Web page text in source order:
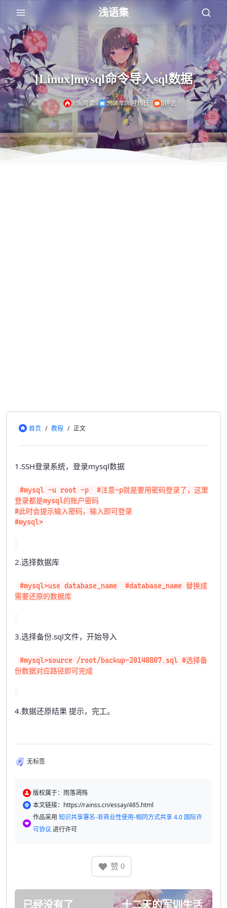
浅语集
[Linux]mysql命令导入sql数据
3.5k阅读 2016年06月15日 0评论
首页 / 教程 / 正文
1.SSH登录系统，登录mysql数据
#mysql -u root -p  #注意-p就是要用密码登录了，这里
登录都是mysql的账户密码
#此时会提示输入密码，输入即可登录
#mysql>
2.选择数据库
#mysql>use database_name  #database_name 替换成
需要还原的数据库
3.选择备份.sql文件，开始导入
#mysql>source /root/backup-20140807.sql #选择备
份数据对应路径即可完成
4.数据还原结果 提示，完工。
无标签
版权属于：雨落凋殇
本文链接：https://rainss.cn/essay/485.html
作品采用 知识共享署名-非商业性使用-相同方式共享 4.0 国际许
可协议 进行许可
赞 0
已经没有了 十二天的军训生活